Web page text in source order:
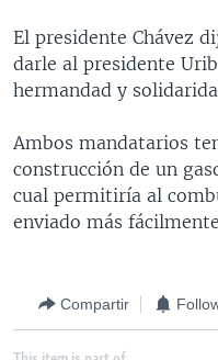
CIENCIA Y SALUD
VISIÓN 360
LAS CLAVES
AUDIONOTICIAS
BUENOS DÍAS AMÉRICA
EL MUNDO AL DÍA
FORO [RADIO]
DOCUMENTALES DE LA VOA
Learning English
SÍGANOS
El presidente Chávez
darle al presidente
hermandad y
Ambos mandatarios
construcción de un
cual permitiría al
enviado más
Compartir